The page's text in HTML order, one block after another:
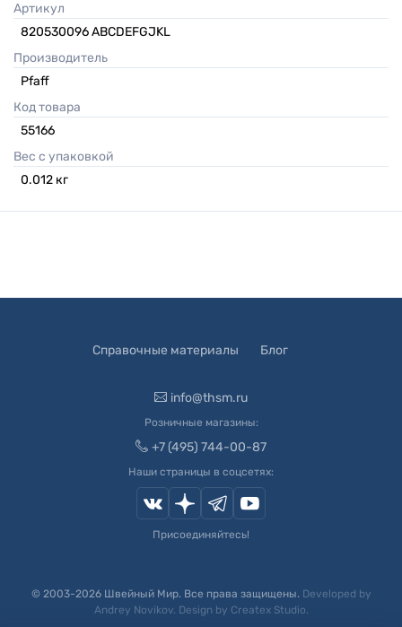
Артикул
820530096 ABCDEFGJKL
Производитель
Pfaff
Код товара
55166
Вес с упаковкой
0.012 кг
Справочные материалы Блог
info@thsm.ru
Розничные магазины:
+7 (495) 744-00-87
Наши страницы в соцсетях:
Присоединяйтесь!
© 2003-2026Швейный Мир. Все права защищены. Developed by
Andrey Novikov. Design by Createx Studio.